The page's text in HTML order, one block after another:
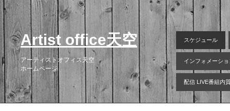
Artist office天空
アーティストオフィス天空
ホームページ
スケジュール
インフォメーショ
配信 LIVE番組内